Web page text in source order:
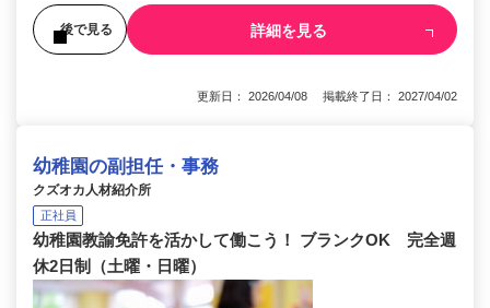
後で見る 詳細を見る
更新日： 2026/04/08 掲載終了日： 2027/04/02
幼稚園の副担任・事務
クズオカ人材紹介所
正社員
幼稚園教諭免許を活かして働こう！ ブランクOK 完全週
休2日制（土曜・日曜）